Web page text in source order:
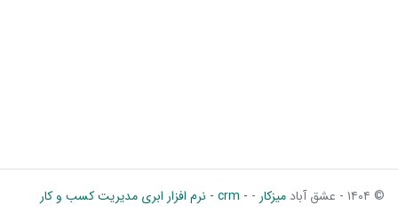
© ۱۴۰۴ - عشق آباد میزکار - - crm - نرم افزار ابری مدیریت کسب و کار